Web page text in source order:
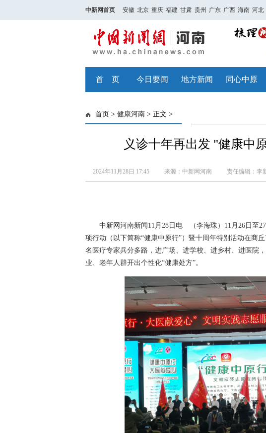
中新网首页 安徽 北京 重庆 福建 甘肃 贵州 广东 广西 海南 河北
首 页 今日要闻 地方新闻 同心中原
首页 > 健康河南 > 正文 >
义诊十年再出发 "健康中
2024年11月28日 17:45 来源：中新网河南 责任编辑：李
中新网河南新闻11月28日电 （李海珠）11月26日至27
项行动（以下简称“健康中原行”）暨十周年特别活动在商
名医疗专家兵分多路，进广场、进学校、进乡村、进医院
业、老年人群开出个性化“健康处方”。